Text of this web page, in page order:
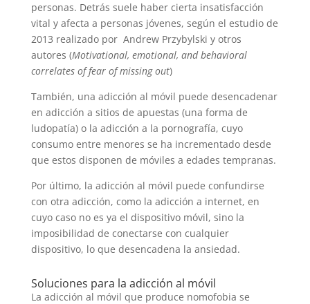
personas. Detrás suele haber cierta insatisfacción
vital y afecta a personas jóvenes, según el estudio de
2013 realizado por Andrew Przybylski y otros
autores (Motivational, emotional, and behavioral
correlates of fear of missing out)
También, una adicción al móvil puede desencadenar
en adicción a sitios de apuestas (una forma de
ludopatía) o la adicción a la pornografía, cuyo
consumo entre menores se ha incrementado desde
que estos disponen de móviles a edades tempranas.
Por último, la adicción al móvil puede confundirse
con otra adicción, como la adicción a internet, en
cuyo caso no es ya el dispositivo móvil, sino la
imposibilidad de conectarse con cualquier
dispositivo, lo que desencadena la ansiedad.
Soluciones para la adicción al móvil
La adicción al móvil que produce nomofobia se